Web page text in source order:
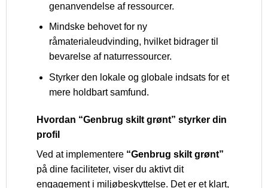
genanvendelse af ressourcer.
Mindske behovet for ny
råmaterialeudvinding, hvilket bidrager til
bevarelse af naturressourcer.
Styrker den lokale og globale indsats for et
mere holdbart samfund.
Hvordan “Genbrug skilt grønt” styrker din
profil
Ved at implementere “Genbrug skilt grønt”
på dine faciliteter, viser du aktivt dit
engagement i miljøbeskyttelse. Det er et klart,